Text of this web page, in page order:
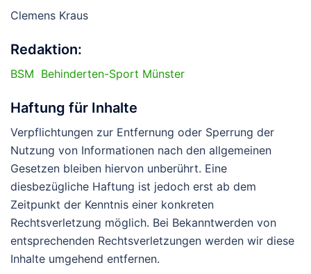
Clemens Kraus
Redaktion:
BSM Behinderten-Sport Münster
Haftung für Inhalte
Verpflichtungen zur Entfernung oder Sperrung der
Nutzung von Informationen nach den allgemeinen
Gesetzen bleiben hiervon unberührt. Eine
diesbezügliche Haftung ist jedoch erst ab dem
Zeitpunkt der Kenntnis einer konkreten
Rechtsverletzung möglich. Bei Bekanntwerden von
entsprechenden Rechtsverletzungen werden wir diese
Inhalte umgehend entfernen.